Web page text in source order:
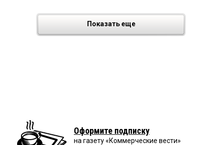
Показать еще
Оформите подписку
на газету «Коммерческие вести»